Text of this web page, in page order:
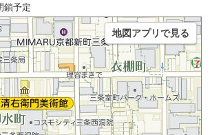
鎖予定
地図アプリで見る